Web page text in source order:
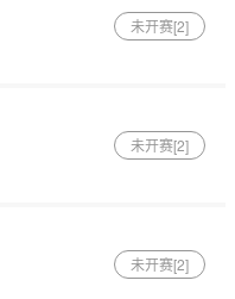
未开赛[2]
未开赛[2]
未开赛[2]